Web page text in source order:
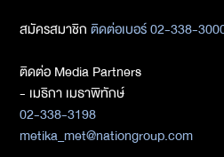
สมัครสมาชิกติดต่อเบอร์ 02-338-
ติดต่อ Media Partners
- เมธิกา เมธาพิทักษ์
02-338-3198
metika_met@nationgroup.com